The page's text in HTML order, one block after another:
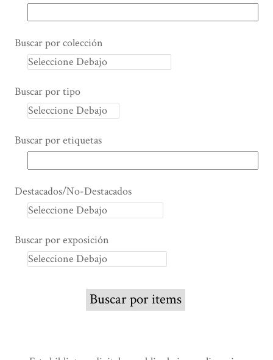
Buscar por colección
Buscar por tipo
Buscar por etiquetas
Destacados/No-Destacados
Buscar por exposición